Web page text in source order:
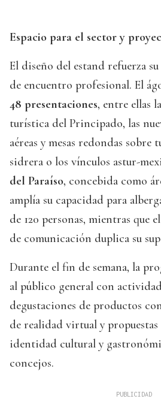
Espacio para el sector y
El diseño del estand refuerza
de encuentro profesional. El
48 presentaciones, entre ellas
turística del Principado, las
aéreas y mesas redondas
sidrera o los vínculos astur-
del Paraíso, concebida como
amplía su capacidad para
de 120 personas, mientras que
de comunicación duplica su
Durante el fin de semana, la
al público general con
degustaciones de productos
de realidad virtual y propuestas
identidad cultural y
concejos.